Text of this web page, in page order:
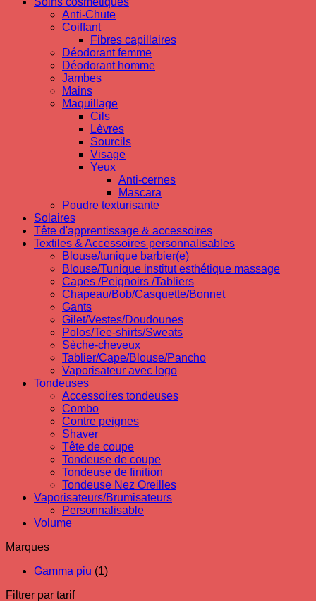
Anti-Chute
Coiffant
Fibres capillaires
Déodorant femme
Déodorant homme
Jambes
Mains
Maquillage
Cils
Lèvres
Sourcils
Visage
Yeux
Anti-cernes
Mascara
Poudre texturisante
Solaires
Tête d'apprentissage & accessoires
Textiles & Accessoires personnalisables
Blouse/tunique barbier(e)
Blouse/Tunique institut esthétique massage
Capes /Peignoirs /Tabliers
Chapeau/Bob/Casquette/Bonnet
Gants
Gilet/Vestes/Doudounes
Polos/Tee-shirts/Sweats
Sèche-cheveux
Tablier/Cape/Blouse/Pancho
Vaporisateur avec logo
Tondeuses
Accessoires tondeuses
Combo
Contre peignes
Shaver
Tête de coupe
Tondeuse de coupe
Tondeuse de finition
Tondeuse Nez Oreilles
Vaporisateurs/Brumisateurs
Personnalisable
Volume
Marques
Gamma piu (1)
Filtrer par tarif